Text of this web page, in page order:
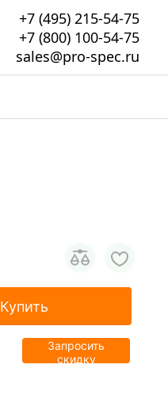
+7 (495) 215-54-75
+7 (800) 100-54-75
sales@pro-spec.ru
Купить
Запросить
скидку